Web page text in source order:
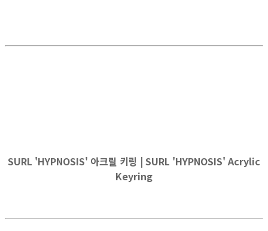
SURL 'HYPNOSIS' 아크릴 키링 | SURL 'HYPNOSIS' Acrylic
Keyring